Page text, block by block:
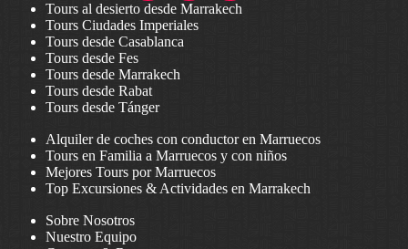
Tours al desierto desde Marrakech
Tours Ciudades Imperiales
Tours desde Casablanca
Tours desde Fes
Tours desde Marrakech
Tours desde Rabat
Tours desde Tánger
Alquiler de coches con conductor en Marruecos
Tours en Familia a Marruecos y con niños
Mejores Tours por Marruecos
Top Excursiones & Actividades en Marrakech
Sobre Nosotros
Nuestro Equipo